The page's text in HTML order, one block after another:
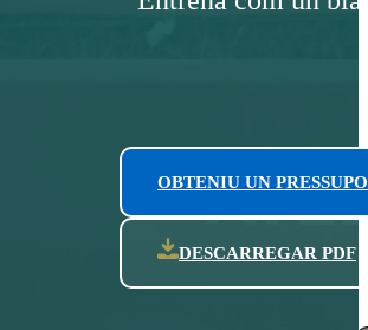
OBTENIU UN
DESCARREGAR PDF